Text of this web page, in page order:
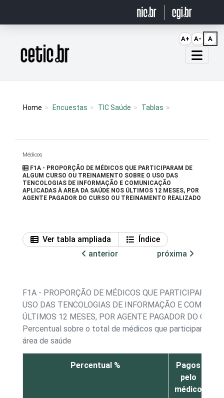
Página inicial
Home Encuestas TIC Saúde Tablas
Médicos
F1A - PROPORÇÃO DE MÉDICOS QUE PARTICIPARAM DE
ALGUM CURSO OU TREINAMENTO SOBRE O USO DAS
TENCOLOGIAS DE INFORMAÇÃO E COMUNICAÇÃO
APLICADAS À AREA DA SAÚDE NOS ÚLTIMOS 12 MESES, POR
AGENTE PAGADOR DO CURSO OU TREINAMENTO REALIZADO
Ver tabla ampliada
Índice
anterior
próxima
F1A - PROPORÇÃO DE MÉDICOS QUE PARTICIPARAM
USO DAS TENCOLOGIAS DE INFORMAÇÃO E
ÚLTIMOS 12 MESES, POR AGENTE PAGADOR DO
Percentual sobre o total de médicos que participaram
área de saúde
Percentual %
Pagos
pelo
médico
A+ A- A